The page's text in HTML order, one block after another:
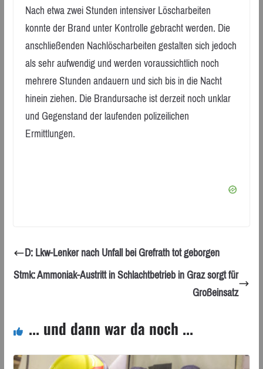
Nach etwa zwei Stunden intensiver Löscharbeiten
konnte der Brand unter Kontrolle gebracht werden. Die
anschließenden Nachlöscharbeiten gestalten sich jedoch
als sehr aufwendig und werden voraussichtlich noch
mehrere Stunden andauern und sich bis in die Nacht
hinein ziehen. Die Brandursache ist derzeit noch unklar
und Gegenstand der laufenden polizeilichen
Ermittlungen.
D: Lkw-Lenker nach Unfall bei Grefrath tot geborgen
Stmk: Ammoniak-Austritt in Schlachtbetrieb in Graz sorgt für
Großeinsatz
... und dann war da noch ...